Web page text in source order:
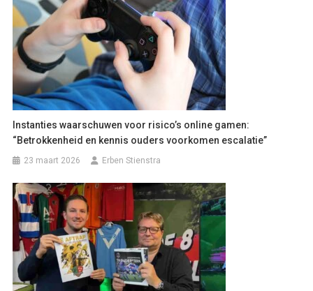
Instanties waarschuwen voor risico’s online gamen:
“Betrokkenheid en kennis ouders voorkomen escalatie”
23 maart 2026 Erben Stienstra